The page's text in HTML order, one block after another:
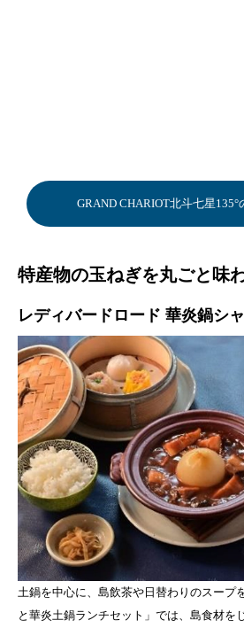
GRAND CHARIOT北斗七星135°
特産物の玉ねぎを丸ごと味
レディバードロード 華炎鍋シ
土鍋を中心に、島飲茶や日替わりのスープ
と華炎土鍋ランチセット」では、島食材を